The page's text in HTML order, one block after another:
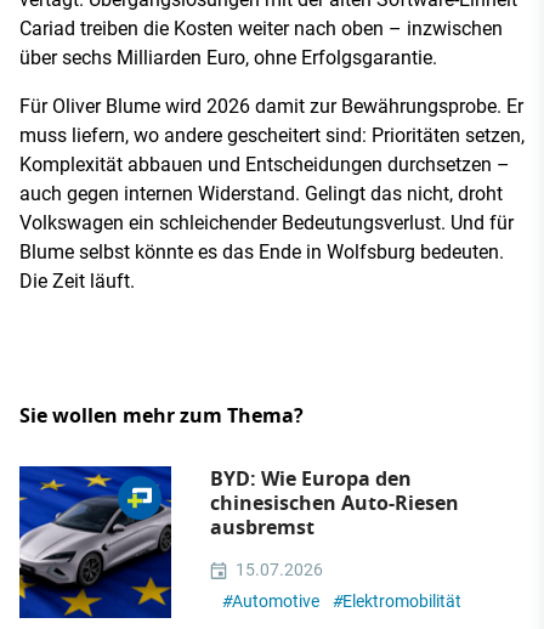
Cariad treiben die Kosten weiter nach oben – inzwischen
über sechs Milliarden Euro, ohne Erfolgsgarantie.
Für Oliver Blume wird 2026 damit zur Bewährungsprobe. Er
muss liefern, wo andere gescheitert sind: Prioritäten setzen,
Komplexität abbauen und Entscheidungen durchsetzen –
auch gegen internen Widerstand. Gelingt das nicht, droht
Volkswagen ein schleichender Bedeutungsverlust. Und für
Blume selbst könnte es das Ende in Wolfsburg bedeuten.
Die Zeit läuft.
Sie wollen mehr zum Thema?
BYD: Wie Europa den
chinesischen Auto-Riesen
ausbremst
15.07.2026
#Automotive #Elektromobilität